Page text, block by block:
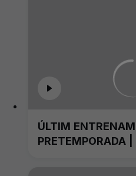
ÚLTIM
PRETEMPORADA